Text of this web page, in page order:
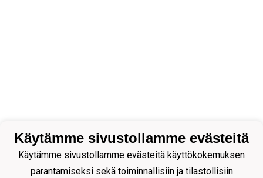
Käytämme sivustollamme evästeitä
Käytämme sivustollamme evästeitä käyttökokemuksen
parantamiseksi sekä toiminnallisiin ja tilastollisiin